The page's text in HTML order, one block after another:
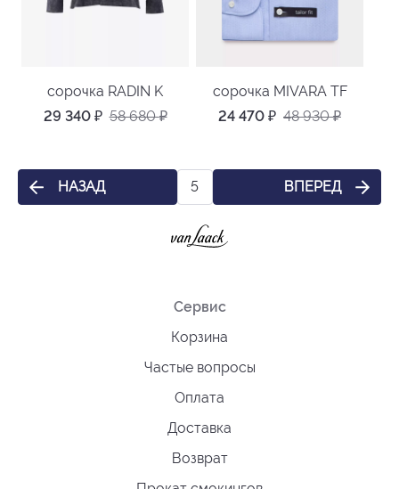
сорочка RADIN K
29 340 ₽ 58 680₽
сорочка MIVARA TF
24 470 ₽ 48 930₽
НАЗАД 5 ВПЕРЕД
Сервис
Корзина
Частые вопросы
Оплата
Доставка
Возврат